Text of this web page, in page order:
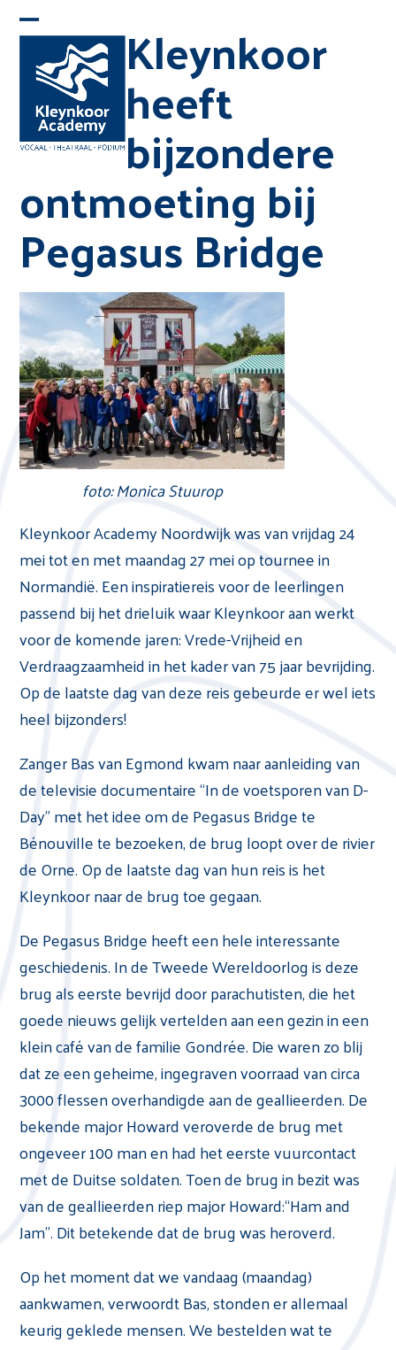
Skip
content
Open
mobile
menu
Close
mobile
menu
Kleynkoor
heeft
bijzondere
ontmoeting bij
Pegasus Bridge
foto: Monica Stuurop
Kleynkoor Academy Noordwijk was van vrijdag 24
mei tot en met maandag 27 mei op tournee in
Normandië. Een inspiratiereis voor de leerlingen
passend bij het drieluik waar Kleynkoor aan werkt
voor de komende jaren: Vrede-Vrijheid en
Verdraagzaamheid in het kader van 75 jaar bevrijding.
Op de laatste dag van deze reis gebeurde er wel iets
heel bijzonders!
Zanger Bas van Egmond kwam naar aanleiding van
de televisie documentaire “In de voetsporen van D-
Day” met het idee om de Pegasus Bridge te
Bénouville te bezoeken, de brug loopt over de rivier
de Orne. Op de laatste dag van hun reis is het
Kleynkoor naar de brug toe gegaan.
De Pegasus Bridge heeft een hele interessante
geschiedenis. In de Tweede Wereldoorlog is deze
brug als eerste bevrijd door parachutisten, die het
goede nieuws gelijk vertelden aan een gezin in een
klein café van de familie Gondrée. Die waren zo blij
dat ze een geheime, ingegraven voorraad van circa
3000 flessen overhandigde aan de geallieerden. De
bekende major Howard veroverde de brug met
ongeveer 100 man en had het eerste vuurcontact
met de Duitse soldaten. Toen de brug in bezit was
van de geallieerden riep major Howard:“Ham and
Jam”. Dit betekende dat de brug was heroverd.
Op het moment dat we vandaag (maandag)
aankwamen, verwoordt Bas, stonden er allemaal
keurig geklede mensen. We bestelden wat te